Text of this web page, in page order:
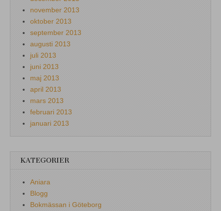
november 2013
oktober 2013
september 2013
augusti 2013
juli 2013
juni 2013
maj 2013
april 2013
mars 2013
februari 2013
januari 2013
KATEGORIER
Aniara
Blogg
Bokmässan i Göteborg